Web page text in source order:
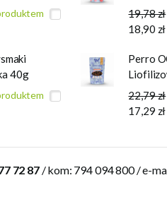
19,78 zł
18,90 zł
40g
Perro
22,79 zł
17,29 zł
72 87/ kom: 794 094 800 / e-